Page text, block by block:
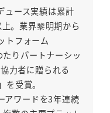
ュース実績は累計
。業界黎明期から
トフォーム
りパートナーシッ
力者に贈られる
を受賞。
アワードを3年連続